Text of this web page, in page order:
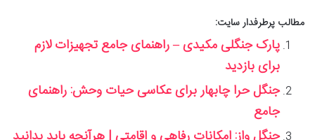
مطالب پرطرفدار سایت:
پارک جنگلی مکیدی – راهنمای جامع تجهیزات لازم
برای بازدید
جنگل حرا چابهار برای عکاسی حیات وحش: راهنمای
جامع